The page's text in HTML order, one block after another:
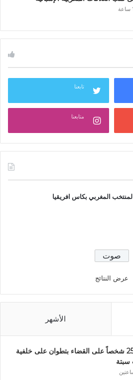
تابعنا
متابعنا
المغربي بكاس افريقيا
عرض النتائج
الأشهر
إحالة 25 شخصاً على القضاء بتطوان على خلفية
سبتة